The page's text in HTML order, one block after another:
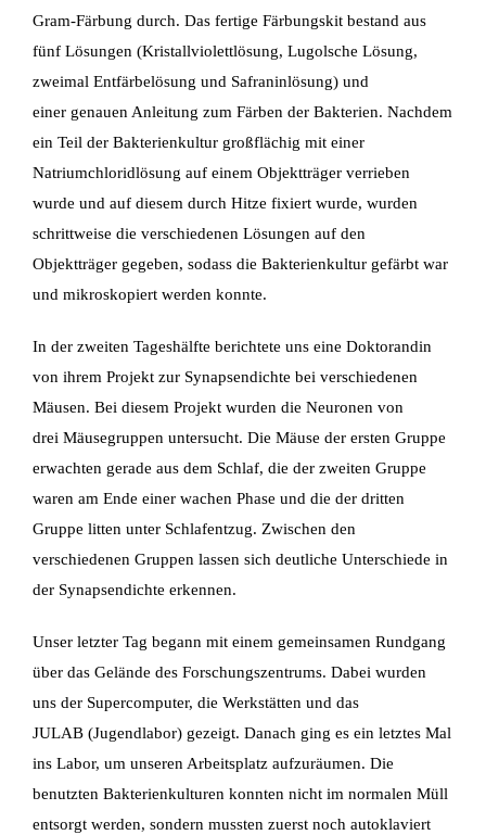
Gram-Färbung durch. Das fertige Färbungskit bestand aus
fünf Lösungen (Kristallviolettlösung, Lugolsche Lösung,
zweimal Entfärbelösung und Safraninlösung) und
einer genauen Anleitung zum Färben der Bakterien. Nachdem
ein Teil der Bakterienkultur großflächig mit einer
Natriumchloridlösung auf einem Objektträger verrieben
wurde und auf diesem durch Hitze fixiert wurde, wurden
schrittweise die verschiedenen Lösungen auf den
Objektträger gegeben, sodass die Bakterienkultur gefärbt war
und mikroskopiert werden konnte.
In der zweiten Tageshälfte berichtete uns eine Doktorandin
von ihrem Projekt zur Synapsendichte bei verschiedenen
Mäusen. Bei diesem Projekt wurden die Neuronen von
drei Mäusegruppen untersucht. Die Mäuse der ersten Gruppe
erwachten gerade aus dem Schlaf, die der zweiten Gruppe
waren am Ende einer wachen Phase und die der dritten
Gruppe litten unter Schlafentzug. Zwischen den
verschiedenen Gruppen lassen sich deutliche Unterschiede in
der Synapsendichte erkennen.
Unser letzter Tag begann mit einem gemeinsamen Rundgang
über das Gelände des Forschungszentrums. Dabei wurden
uns der Supercomputer, die Werkstätten und das
JULAB (Jugendlabor) gezeigt. Danach ging es ein letztes Mal
ins Labor, um unseren Arbeitsplatz aufzuräumen. Die
benutzten Bakterienkulturen konnten nicht im normalen Müll
entsorgt werden, sondern mussten zuerst noch autoklaviert